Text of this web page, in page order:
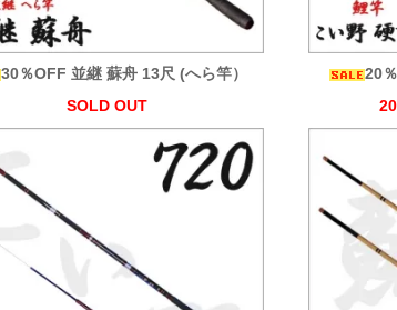
30％OFF 並継 蘇舟 13尺 (へら竿）
SOLD OUT
20